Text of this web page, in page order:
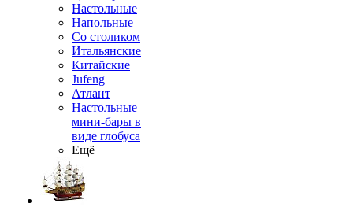
Настольные
Напольные
Со столиком
Итальянские
Китайские
Jufeng
Атлант
Настольные
мини-бары в
виде глобуса
Ещё